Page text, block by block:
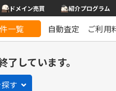
ドメイン売買 紹介プログラム
一覧 自動査定 ご利用
しています。
す